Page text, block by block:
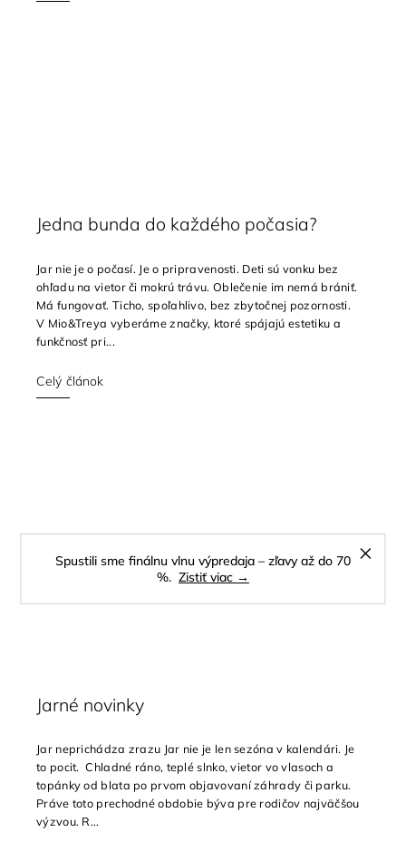
Spustili sme finálnu vlnu výpredaja – zľavy až do 70
%. Zistiť viac →
Jedna bunda do každého počasia?
Jar nie je o počasí. Je o pripravenosti. Deti sú vonku bez
ohľadu na vietor či mokrú trávu. Oblečenie im nemá brániť.
Má fungovať. Ticho, spoľahlivo, bez zbytočnej pozornosti.
V Mio&Treya vyberáme značky, ktoré spájajú estetiku a
funkčnosť pri...
Celý článok
Jarné novinky
Jar neprichádza zrazu Jar nie je len sezóna v kalendári. Je
to pocit. Chladné ráno, teplé slnko, vietor vo vlasoch a
topánky od blata po prvom objavovaní záhrady či parku.
Práve toto prechodné obdobie býva pre rodičov najväčšou
výzvou. R...